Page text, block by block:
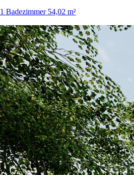
1 Badezimmer 54,02 m²